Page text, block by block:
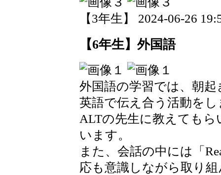
【3年生】 2024-06-26
【6年生】外国語
外国語の学習では、朝
英語で伝え合う活動を
ALTの先生に教えても
います。
また、会話の中には「
応も意識しながら取り